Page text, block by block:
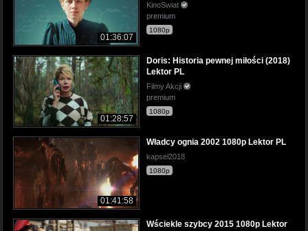
01:36:07
KinoSwiat
premium
1080p
01:28:57
Doris: Historia pewnej miłości (2018)
Lektor PL
Filmy Akcji
premium
1080p
01:41:58
Władcy ognia 2002 1080p Lektor PL
kapsel2018
1080p
Wściekle szybcy 2015 1080p Lektor